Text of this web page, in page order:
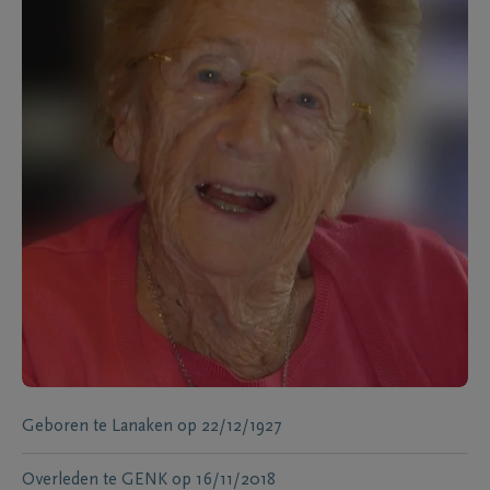
Geboren te Lanaken op 22/12/1927
Overleden te GENK op 16/11/2018